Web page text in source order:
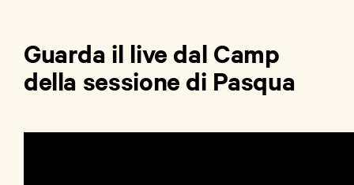
Guarda il live dal Camp
della sessione di Pasqua